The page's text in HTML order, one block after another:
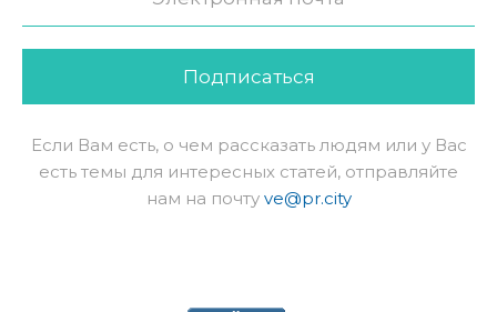
Подписаться
Если Вам есть, о чем рассказать людям или у Вас
есть темы для интересных статей, отправляйте
нам на почту ve@pr.city